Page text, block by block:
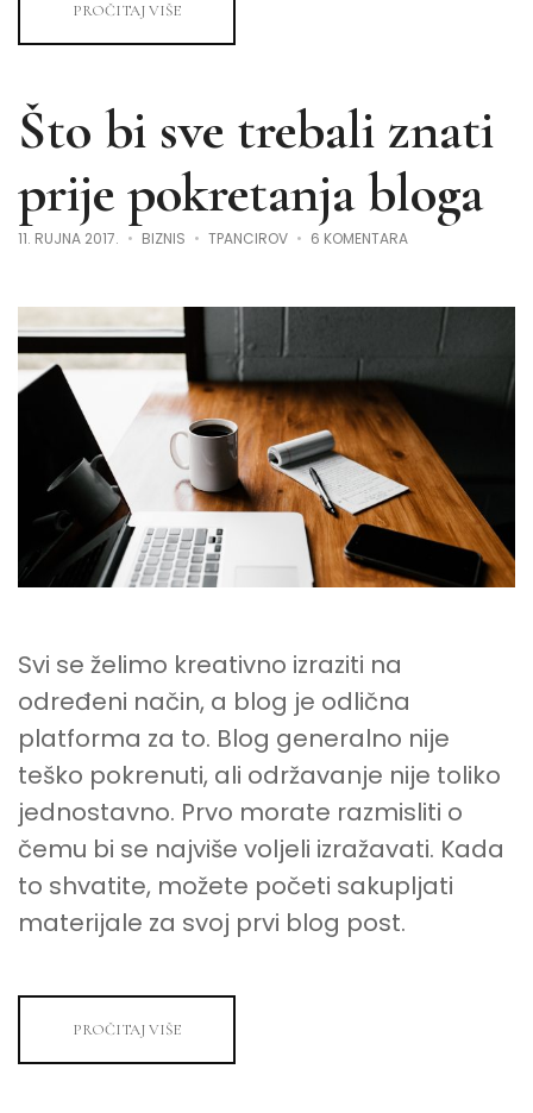
PROČITAJ VIŠE
Što bi sve trebali znati
prije pokretanja bloga
11. RUJNA 2017. BIZNIS TPANCIROV 6 KOMENTARAZA
TREBALI
ZNATI
PRIJE
POKRETANJA
Svi se želimo kreativno izraziti na
određeni način, a blog je odlična
platforma za to. Blog generalno nije
teško pokrenuti, ali održavanje nije toliko
jednostavno. Prvo morate razmisliti o
čemu bi se najviše voljeli izražavati. Kada
to shvatite, možete početi sakupljati
materijale za svoj prvi blog post.
PROČITAJ VIŠE